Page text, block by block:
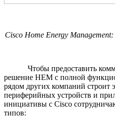
Cisco Home Energy Management:
Чтобы предоставить
решение HEM с полной
рядом других компаний строит
периферийных устройств и
инициативы с Cisco
типов: